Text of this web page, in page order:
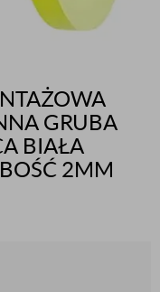
GRUBA
BIAŁA
2MM